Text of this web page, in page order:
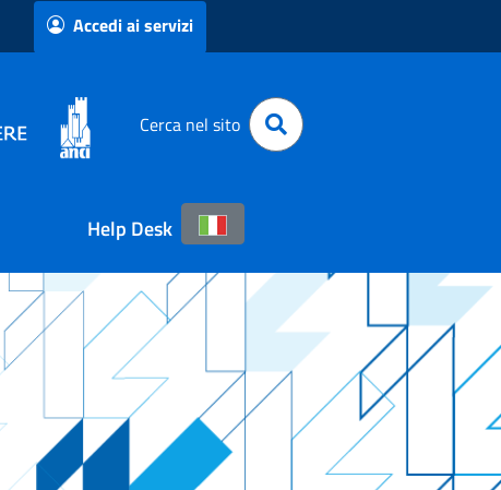
Accedi ai servizi
Cerca nel sito
Help Desk